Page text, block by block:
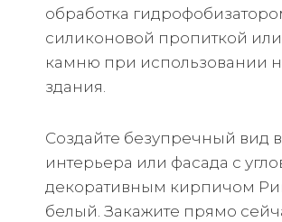
обработка
силиконовой пропиткой
камню при использовании
здания.
Создайте безупречный вид
интерьера или фасада с
декоративным кирпичом
белый. Закажите прямо